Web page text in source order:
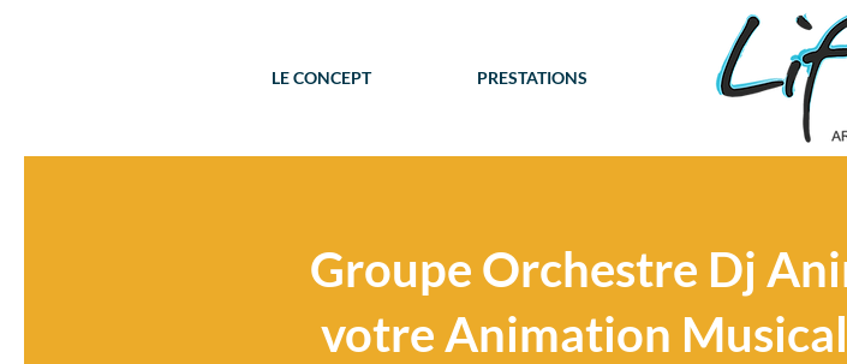
LE CONCEPT PRESTATIONS
Groupe Orchestre Dj
votre Animation